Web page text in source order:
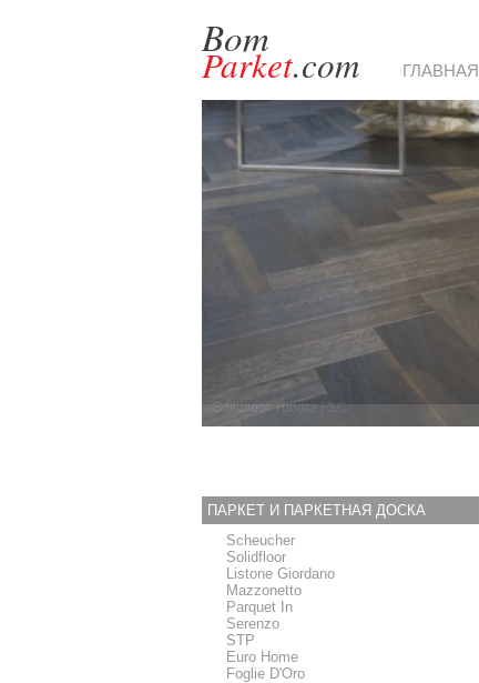
Bom
Parket.com ГЛАВНАЯ
Solidfloor Tundra FSC
ПАРКЕТ И ПАРКЕТНАЯ ДОСКА
Scheucher
Solidfloor
Listone Giordano
Mazzonetto
Parquet In
Serenzo
STP
Euro Home
Foglie D'Oro